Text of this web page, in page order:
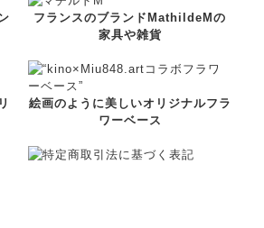
フランスのブランドMathildeMの
家具や雑貨
絵画のように美しいオリジナルフラ
ワーベース